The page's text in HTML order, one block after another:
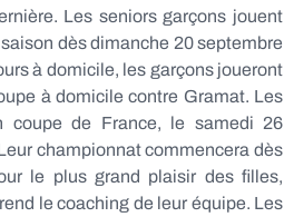
Les seniors garçons jouent
dès dimanche 20 septembre
à domicile, les garçons joueront
à domicile contre Gramat. Les
coupe de France, le samedi 26
championnat commencera dès
le plus grand plaisir des filles,
le coaching de leur équipe. Les